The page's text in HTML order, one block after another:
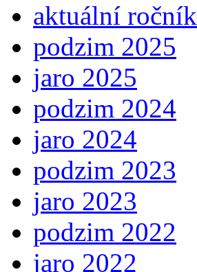
aktuální ročník
podzim 2025
jaro 2025
podzim 2024
jaro 2024
podzim 2023
jaro 2023
podzim 2022
jaro 2022